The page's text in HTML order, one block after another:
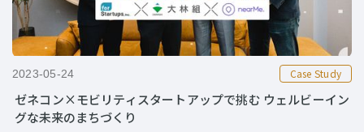
2023-05-24 Case Study
ゼネコン×モビリティスタートアップで挑む ウェルビーイン
グな未来のまちづくり